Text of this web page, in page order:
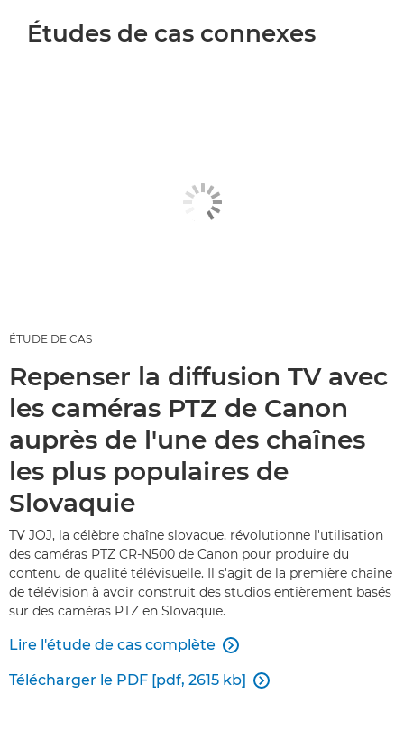
Études de cas connexes
ÉTUDE DE CAS
Repenser la diffusion TV avec
les caméras PTZ de Canon
auprès de l'une des chaînes
les plus populaires de
Slovaquie
TV JOJ, la célèbre chaîne slovaque, révolutionne l'utilisation
des caméras PTZ CR-N500 de Canon pour produire du
contenu de qualité télévisuelle. Il s'agit de la première chaîne
de télévision à avoir construit des studios entièrement basés
sur des caméras PTZ en Slovaquie.
Lire l'étude de cas complète 
Télécharger le PDF [pdf, 2615 kb] 